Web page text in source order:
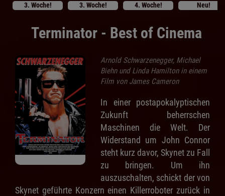
3. Woche! 3. Woche! 4. Woche! Neu!
Terminator - Best of Cinema
Arnold Schwarzenegger, Michael
Biehn und Linda Hamilton in einem
Film von James Cameron
In einer postapokalyptischen
Zukunft beherrschen
Maschinen die Welt. Der
Widerstand um John Connor
steht kurz davor, Skynet zu Fall
zu bringen. Um ihn
auszuschalten, schickt der von
Skynet geführte Konzern einen Killerroboter zurück in